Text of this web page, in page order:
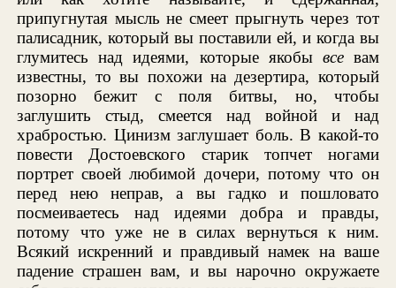
припугнутая мысль не смеет прыгнуть через тот
палисадник, который вы поставили ей, и когда вы
глумитесь над идеями, которые якобы всевам
известны, то вы похожи на дезертира, который
позорно бежит с поля битвы, но, чтобы
заглушить стыд, смеется над войной и над
храбростью. Цинизм заглушает боль. В какой-то
повести Достоевского старик топчет ногами
портрет своей любимой дочери, потому что он
перед нею неправ, а вы гадко и пошловато
посмеиваетесь над идеями добра и правды,
потому что уже не в силах вернуться к ним.
Всякий искренний и правдивый намек на ваше
падение страшен вам, и вы нарочно окружаете